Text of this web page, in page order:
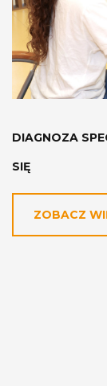
DIAGNOZA
SIĘ
ZOBACZ